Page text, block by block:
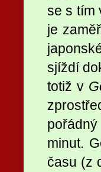
se s tím
je
sjíždí
totiž v
minut.
času (z